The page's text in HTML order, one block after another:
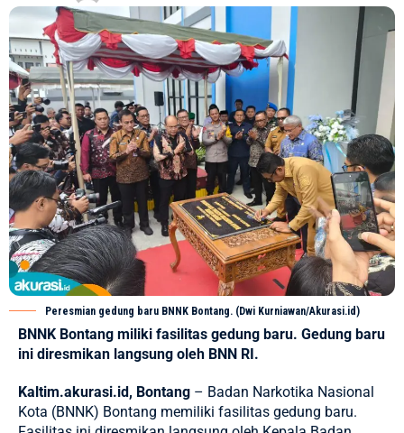
Peresmian gedung baru BNNK Bontang. (Dwi Kurniawan/Akurasi.id)
BNNK Bontang miliki fasilitas gedung baru. Gedung baru
ini diresmikan langsung oleh BNN RI.
Kaltim.akurasi.id, Bontang – Badan Narkotika Nasional
Kota (BNNK) Bontang memiliki fasilitas gedung baru.